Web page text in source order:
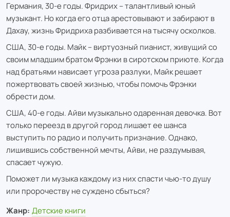
Германия, 30-е годы. Фридрих – талантливый юный
музыкант. Но когда его отца арестовывают и забирают в
Дахау, жизнь Фридриха разбивается на тысячу осколков.
США, 30-е годы. Майк – виртуозный пианист, живущий со
своим младшим братом Фрэнки в сиротском приюте. Когда
над братьями нависает угроза разлуки, Майк решает
пожертвовать своей жизнью, чтобы помочь Фрэнки
обрести дом.
США, 40-е годы. Айви музыкально одаренная девочка. Вот
только переезд в другой город лишает ее шанса
выступить по радио и получить признание. Однако,
лишившись собственной мечты, Айви, не раздумывая,
спасает чужую.
Поможет ли музыка каждому из них спасти чью-то душу
или пророчеству не суждено сбыться?
Жанр: Детские книги